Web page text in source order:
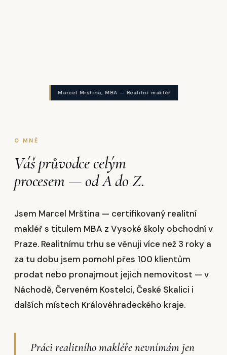
Marcel Mrština, MBA — Realitní makléř
O MNĚ
Váš průvodce celým
procesem — od A do Z.
Jsem Marcel Mrština — certifikovaný realitní
makléř s titulem MBA z Vysoké školy obchodní v
Praze. Realitnímu trhu se věnuji více než 3 roky a
za tu dobu jsem pomohl přes 100 klientům
prodat nebo pronajmout jejich nemovitost — v
Náchodě, Červeném Kostelci, České Skalici i
dalších místech Královéhradeckého kraje.
Práci realitního makléře nevnímám jen